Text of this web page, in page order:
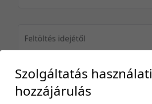
Feltöltés idejétől
Feltöltés idejéig
Szolgáltatás használati
hozzájárulás